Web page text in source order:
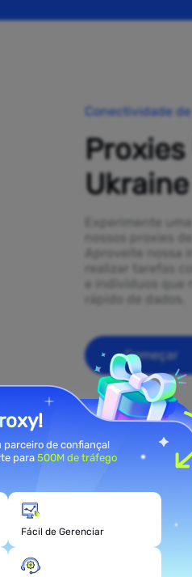
Conectividade
Ukraine
Experimente
nossos proxies
Aproveite
realizar tarefas
e indivíduos que
rápido de dados.
Começar
parceiro de confiança!
para 500M de tráfego
Fácil de Gerenciar